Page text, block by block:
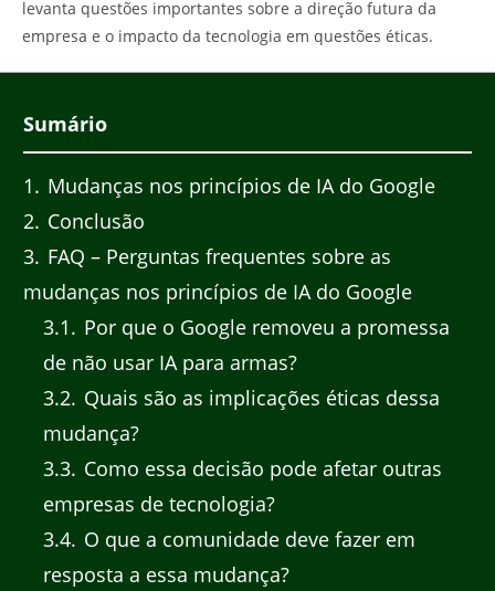
levanta questões importantes sobre a direção futura da
empresa e o impacto da tecnologia em questões éticas.
Sumário
1
Mudanças nos princípios de IA do Google
2 Conclusão
3 FAQ – Perguntas frequentes sobre as
mudanças nos princípios de IA do Google
3.1
Por que o Google removeu a promessa
de não usar IA para armas?
3.2 Quais são as implicações éticas dessa
mudança?
3.3 Como essa decisão pode afetar outras
empresas de tecnologia?
3.4 O que a comunidade deve fazer em
resposta a essa mudança?